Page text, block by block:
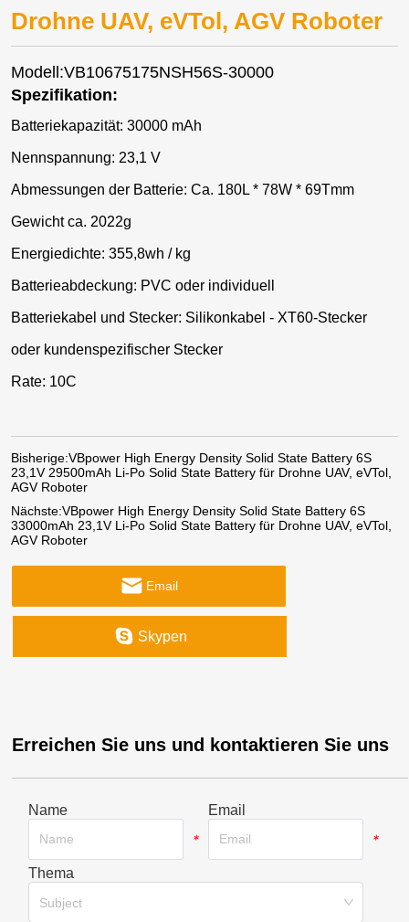
Drohne UAV, eVTol, AGV Roboter
Modell:VB10675175NSH56S-30000
Spezifikation:
Batteriekapazität: 30000 mAh
Nennspannung: 23,1 V
Abmessungen der Batterie: Ca. 180L * 78W * 69Tmm
Gewicht ca. 2022g
Energiedichte: 355,8wh / kg
Batterieabdeckung: PVC oder individuell
Batteriekabel und Stecker: Silikonkabel - XT60-Stecker
oder kundenspezifischer Stecker
Rate: 10C
Bisherige:VBpower High Energy Density Solid State Battery 6S
23,1V 29500mAh Li-Po Solid State Battery für Drohne UAV, eVTol,
AGV Roboter
Nächste:VBpower High Energy Density Solid State Battery 6S
33000mAh 23,1V Li-Po Solid State Battery für Drohne UAV, eVTol,
AGV Roboter
Email
Skypen
Erreichen Sie uns und kontaktieren Sie uns
Name
*
Email
*
Thema
Subject